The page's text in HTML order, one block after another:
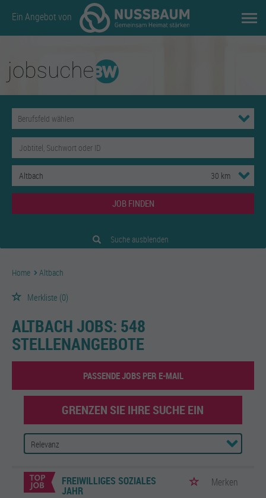
Ein Angebot von
JOB FINDEN
Suche ausblenden
Home Altbach
Merkliste (0)
ALTBACH JOBS: 548
STELLENANGEBOTE
PASSENDE JOBS PER E-MAIL
GRENZEN SIE IHRE SUCHE EIN
FREIWILLIGES SOZIALES
JAHR
Merken